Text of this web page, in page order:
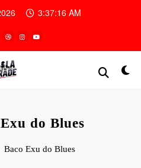
3:37:17 AM
do Blues
Baco Exu do Blues